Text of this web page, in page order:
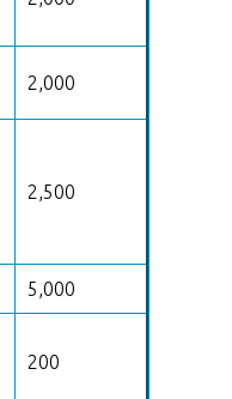
2,000
2,500
5,000
200